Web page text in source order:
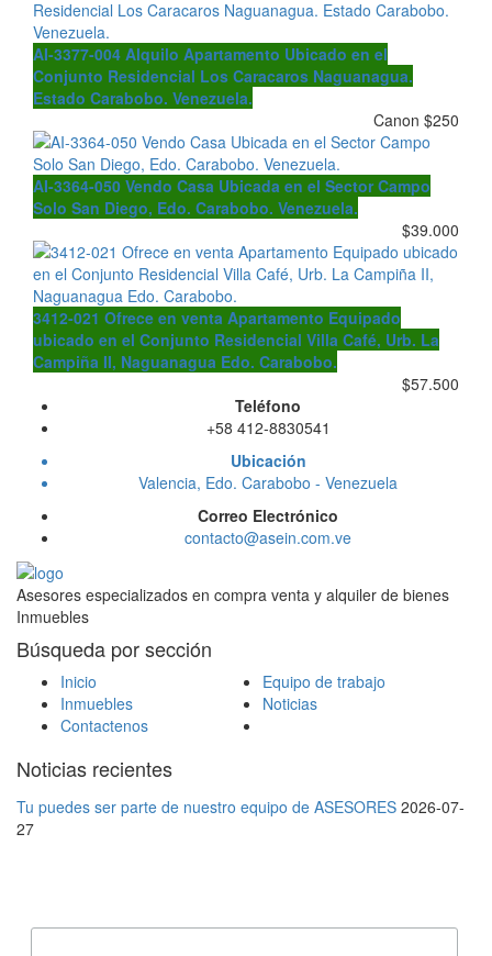
AI-3377-004 Alquilo Apartamento Ubicado en el
Conjunto Residencial Los Caracaros Naguanagua.
Estado Carabobo. Venezuela.
Canon $250
AI-3364-050 Vendo Casa Ubicada en el Sector Campo
Solo San Diego, Edo. Carabobo. Venezuela.
$39.000
3412-021 Ofrece en venta Apartamento Equipado
ubicado en el Conjunto Residencial Villa Café, Urb. La
Campiña II, Naguanagua Edo. Carabobo.
$57.500
Teléfono
+58 412-8830541
Ubicación
Valencia, Edo. Carabobo - Venezuela
Correo Electrónico
contacto@asein.com.ve
Asesores especializados en compra venta y alquiler de bienes
Inmuebles
Búsqueda por sección
Inicio
Inmuebles
Contactenos
Equipo de trabajo
Noticias
Noticias recientes
Tu puedes ser parte de nuestro equipo de ASESORES 2026-07-
27